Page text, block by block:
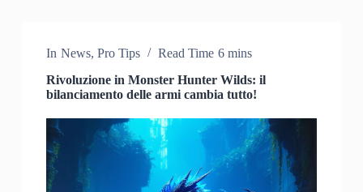
In News, Pro Tips Read Time 6 mins
Rivoluzione in Monster Hunter Wilds: il
bilanciamento delle armi cambia tutto!